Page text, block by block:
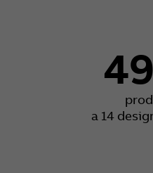
a 14